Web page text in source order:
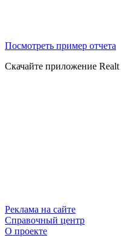
Посмотреть пример отчета
Скачайте приложение Realt
Реклама на сайте
Справочный центр
О проекте